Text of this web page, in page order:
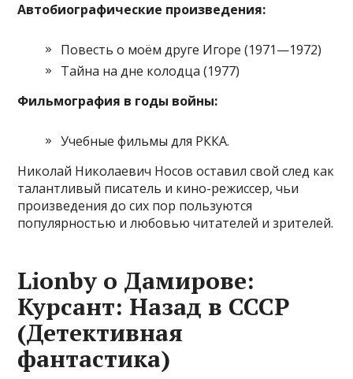
Автобиографические произведения:
Повесть о моём друге Игоре (1971—1972)
Тайна на дне колодца (1977)
Фильмография в годы войны:
Учебные фильмы для РККА.
Николай Николаевич Носов оставил свой след как
талантливый писатель и кино-режиссер, чьи
произведения до сих пор пользуются
популярностью и любовью читателей и зрителей.
Lionby о Дамирове:
Курсант: Назад в СССР
(Детективная
фантастика)